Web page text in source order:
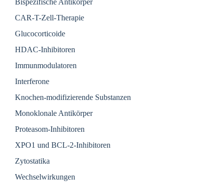
Bispezifische Antikörper
CAR-T-Zell-Therapie
Glucocorticoide
HDAC-Inhibitoren
Immunmodulatoren
Interferone
Knochen-modifizierende Substanzen
Monoklonale Antikörper
Proteasom-Inhibitoren
XPO1 und BCL-2-Inhibitoren
Zytostatika
Wechselwirkungen